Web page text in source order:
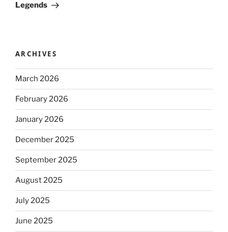
Legends
ARCHIVES
March 2026
February 2026
January 2026
December 2025
September 2025
August 2025
July 2025
June 2025